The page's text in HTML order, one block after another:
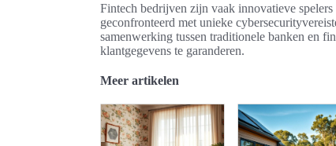
Fintech bedrijven zijn vaak innovatieve
geconfronteerd met unieke
samenwerking tussen traditionele banken en
klantgegevens te garanderen.
Meer artikelen